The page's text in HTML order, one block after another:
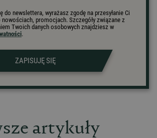
ZAPISUJĘ SIĘ
do newslettera, wyrażasz zgodę na przesyłanie Ci
promocjach. Szczegóły związane z
Twoich danych osobowych znajdziesz w
.
artykuły